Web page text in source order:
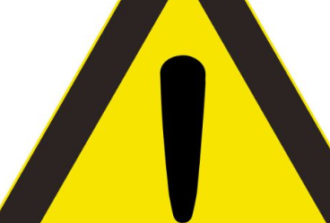
Modalités D’inscription